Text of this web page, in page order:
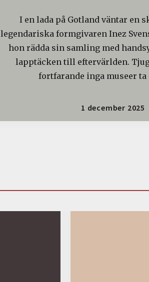
I en lada på Gotland väntar en
legendariska formgivaren Inez
hon rädda sin samling med
lapptäcken till eftervärlden.
fortfarande inga museer ta
1 december 2025